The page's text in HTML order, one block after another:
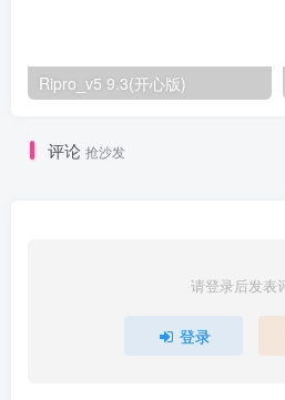
Ripro_v5 9.3(开心版)
评论 抢沙发
请登录后发表
登录